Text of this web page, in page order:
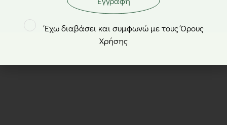
Τσιπς πράσινο μήλο – Γνήσιες Γεύσεις – 30gr
Έχω διαβάσει και συμφωνώ με τους Όρους
Χρήσης